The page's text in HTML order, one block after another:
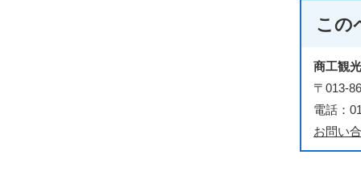
この
商工観
〒013-
電話：
お問い